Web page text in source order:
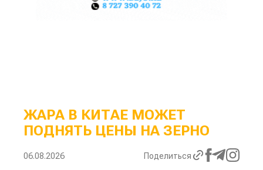
ЖАРА В КИТАЕ МОЖЕТ
ПОДНЯТЬ ЦЕНЫ НА ЗЕРНО
06.08.2026 Поделиться